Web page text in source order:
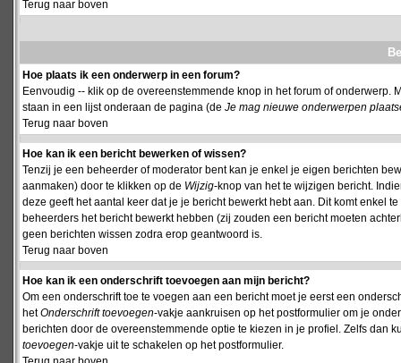
Terug naar boven
Hoe plaats ik een onderwerp in een forum?
Eenvoudig -- klik op de overeenstemmende knop in het forum of
staan in een lijst onderaan de pagina (de Je mag nieuwe onderwerpen
Terug naar boven
Hoe kan ik een bericht bewerken of wissen?
Tenzij je een beheerder of moderator bent kan je enkel je eigen berichten
aanmaken) door te klikken op de Wijzig-knop van het te wijzigen bericht.
deze geeft het aantal keer dat je je bericht bewerkt hebt aan. Dit komt enkel
beheerders het bericht bewerkt hebben (zij zouden een bericht moeten
geen berichten wissen zodra erop geantwoord is.
Terug naar boven
Hoe kan ik een onderschrift toevoegen aan mijn bericht?
Om een onderschrift toe te voegen aan een bericht moet je eerst een
hetOnderschrift toevoegen-vakje aankruisen op het postformulier om je
berichten door de overeenstemmende optie te kiezen in je profiel. Zelfs dan
toevoegen-vakje uit te schakelen op het postformulier.